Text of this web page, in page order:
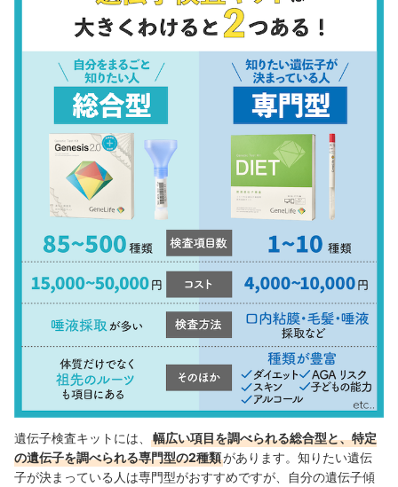
遺伝子検査キットには、
幅広い項目を調べられる総合型と、特定
の遺伝子を調べられる専門型の2種類があります。知りたい遺伝
子が決まっている人は専門型がおすすめですが、自分の遺伝子傾